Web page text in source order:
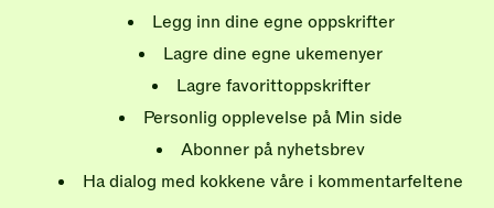
Legg inn dine egne oppskrifter
Lagre dine egne ukemenyer
Lagre favorittoppskrifter
Personlig opplevelse på Min side
Abonner på nyhetsbrev
Ha dialog med kokkene våre i kommentarfeltene